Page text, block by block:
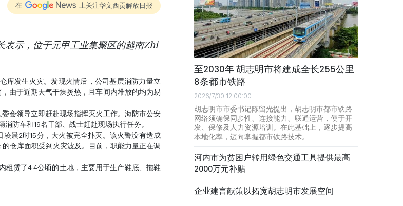
在 上关注华文西贡解放日报
表示，位于元甲工业集聚区的越南Zhi
库发生火灾。发现火情后，公司基层消防力量立
由于近期天气干燥炎热，且车间内堆放的均为易
会领导立即赶赴现场指挥灭火工作。海防市公安
防车和19名干部、战士赶赴现场执行任务。
晨2时15分，大火被完全扑灭。该火警没有造成
仓库面积受到火灾波及。目前，职能力量正在调
租赁了4.4公顷的土地，主要用于生产鞋底、拖鞋
至2030年 胡志明市将建成全长255公里
8条都市铁路
2026/7/30 12:00:00
胡志明市市委书记陈留光提出，胡志明市都市铁路
网络须确保同步性、连接能力、联通运营，便于开
发、保修及人力资源培训。在此基础上，逐步提高
本地化率，迈向掌握都市铁路技术。
河内市为贫困户转用绿色交通工具提供最高
2000万元补贴
企业建言献策以拓宽胡志明市发展空间